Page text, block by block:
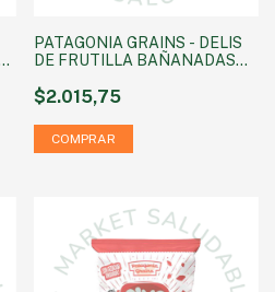
PATAGONIA GRAINS - DELIS
DE FRUTILLA BAÑANADAS
$2.015,75